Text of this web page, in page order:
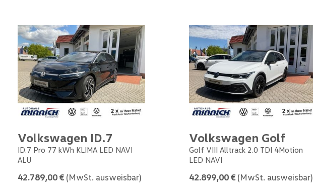
Volkswagen ID.7
ID.7 Pro 77 kWh KLIMA LED NAVI
ALU
42.789,00 € (MwSt. ausweisbar)
Volkswagen Golf
Golf VIII Alltrack 2.0 TDI 4Motion
LED NAVI
42.899,00 € (MwSt. ausweisbar)